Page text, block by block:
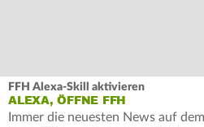
FFH Alexa-Skill aktivieren
ALEXA, ÖFFNE FFH
Immer die neuesten News auf